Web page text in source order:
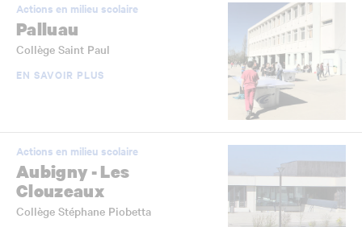
Actions en milieu scolaire
Palluau
Collège Saint Paul
EN SAVOIR PLUS
Actions en milieu scolaire
Aubigny - Les
Clouzeaux
Collège Stéphane Piobetta